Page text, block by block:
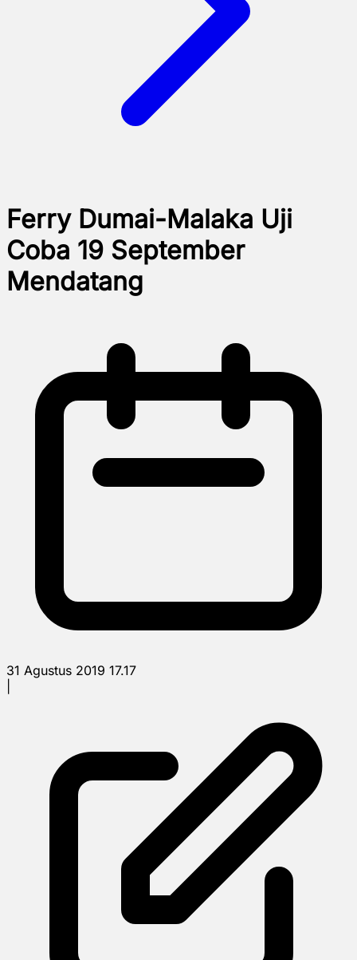
Ferry Dumai-Malaka Uji
Coba 19 September
Mendatang
31 Agustus 2019 17.17